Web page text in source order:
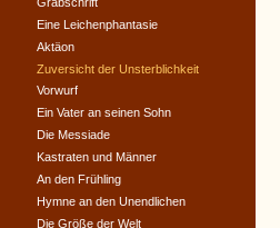
Eine Leichenphantasie
Aktäon
Zuversicht der Unsterblichkeit
Vorwurf
Ein Vater an seinen Sohn
Die Messiade
Kastraten und Männer
An den Frühling
Hymne an den Unendlichen
Die Größe der Welt